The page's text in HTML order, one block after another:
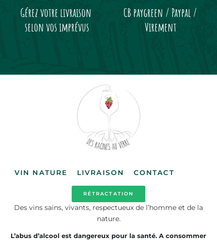
Gérez votre livraison
selon vos imprévus
CB paygreen / Paypal /
Virement
VIN NATURE LIVRAISON CONTACT
RÉTRACTATION
Des vins sains, vivants, respectueux de l’homme et de la
nature.
L’abus d’alcool est dangereux pour la santé. A consommer